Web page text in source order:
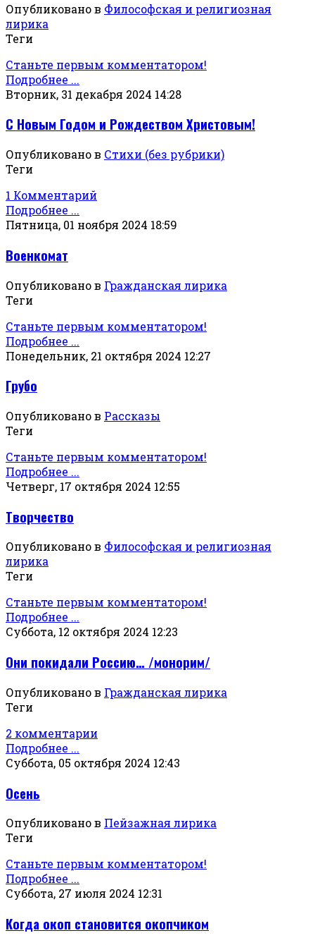
Опубликовано в Философская и религиозная
лирика
Теги
Станьте первым комментатором!
Подробнее ...
Вторник, 31 декабря 2024 14:28
С Новым Годом и Рождеством Христовым!
Опубликовано в Стихи (без рубрики)
Теги
1 Комментарий
Подробнее ...
Пятница, 01 ноября 2024 18:59
Военкомат
Опубликовано в Гражданская лирика
Теги
Станьте первым комментатором!
Подробнее ...
Понедельник, 21 октября 2024 12:27
Грубо
Опубликовано в Рассказы
Теги
Станьте первым комментатором!
Подробнее ...
Четверг, 17 октября 2024 12:55
Творчество
Опубликовано в Философская и религиозная
лирика
Теги
Станьте первым комментатором!
Подробнее ...
Суббота, 12 октября 2024 12:23
Они покидали Россию… /монорим/
Опубликовано в Гражданская лирика
Теги
2 комментарии
Подробнее ...
Суббота, 05 октября 2024 12:43
Осень
Опубликовано в Пейзажная лирика
Теги
Станьте первым комментатором!
Подробнее ...
Суббота, 27 июля 2024 12:31
Когда окоп становится окопчиком